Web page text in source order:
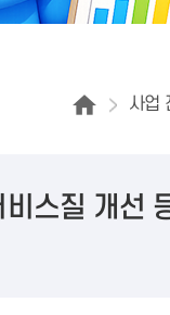
사업
스질 개선